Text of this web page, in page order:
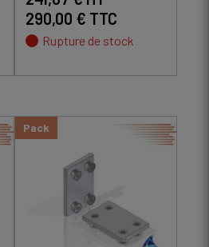
290,00 € TTC
Rupture de stock
Pack